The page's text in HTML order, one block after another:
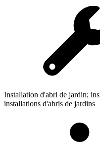
Installation d'abri de jardin;
installations d'abris de jardins